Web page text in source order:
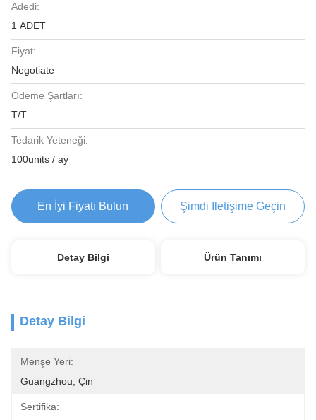
Adedi:
1 ADET
Fiyat:
Negotiate
Ödeme Şartları:
T/T
Tedarik Yeteneği:
100units / ay
En İyi Fiyatı Bulun Şimdi Iletişime Geçin
Detay Bilgi Ürün Tanımı
Detay Bilgi
Menşe Yeri:
Guangzhou, Çin
Sertifika: